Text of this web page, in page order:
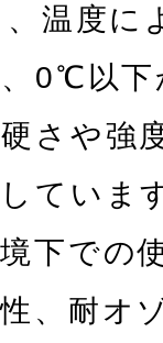
温度に
、0℃以
さや強
ていま
下での
、耐オ